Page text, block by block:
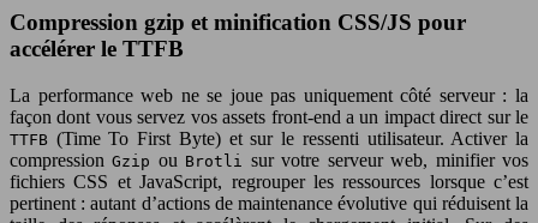
Compression gzip et minification CSS/JS pour
accélérer le TTFB
La performance web ne se joue pas uniquement côté serveur : la
façon dont vous servez vos assets front-end a un impact direct sur le
TTFB (Time To First Byte) et sur le ressenti utilisateur. Activer la
compressionGzip ou Brotli
sur votre serveur web, minifier vos
fichiers CSS et JavaScript, regrouper les ressources lorsque c’est
pertinent : autant d’actions de maintenance évolutive qui réduisent la